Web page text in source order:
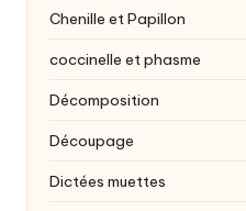
Chenille et Papillon
coccinelle et phasme
Décomposition
Découpage
Dictées muettes